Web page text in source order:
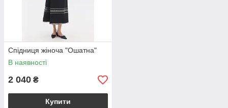
Спідниця жіноча "Ошатна"
В наявності
2 040 ₴
Купити